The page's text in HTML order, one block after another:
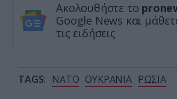
Ακολουθήστε το
Google News και
τις ειδήσεις
TAGS: ΝΑΤΟ ΟΥΚΡΑΝΙΑ ΡΩΣΙΑ